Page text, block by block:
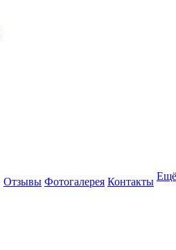
Отзывы Фотогалерея Контакты Ещё